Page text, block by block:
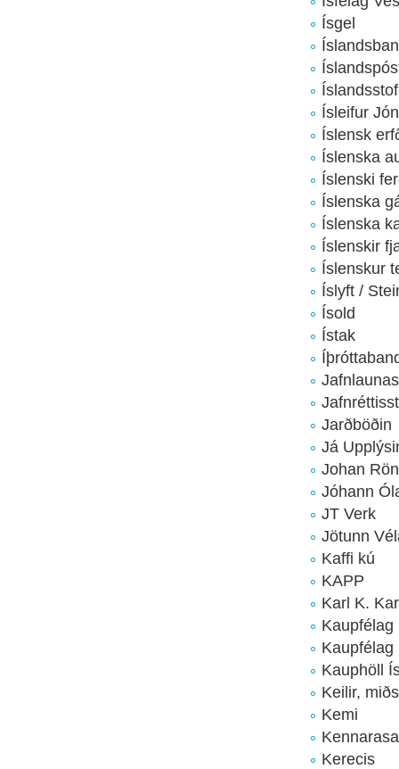
Ísgel
Ísleifur
Íslensk
Íslenska
Íslenski
Íslenska
Íslenska
Íslenskir
Íslenskur
Íslyft /
Ísold
Ístak
Jarðböðin
Já
Johan
Jóhann
JT Verk
Jötunn
Kaffi kú
KAPP
Karl K.
Kaupfélag
Kaupfélag
Kauphöll
Keilir,
Kemi
Kerecis